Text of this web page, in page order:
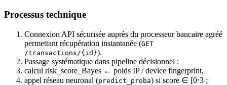
Processus technique
Connexion API sécurisée auprès du processeur bancaire agréé
permettant récupération instantanée (GET
/transactions/{id}).
Passage systématique dans pipeline décisionnel :
calcul risk_score_Bayes ← poids IP / device fingerprint,
appel réseau neuronal (predict_proba) si score ∈ [0⋅3 ;